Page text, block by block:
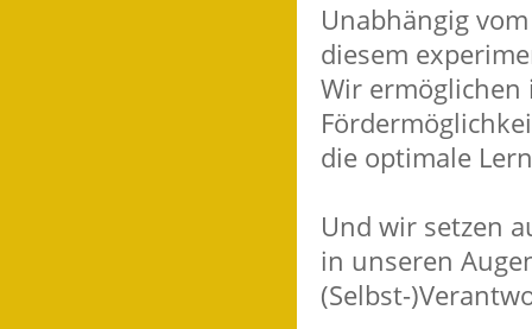
Unabhängig
diesem
Wir
die optimale
Und wir setzen
in unseren
(Selbst-